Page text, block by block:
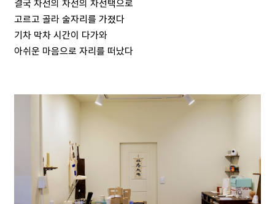
결국 차선의 차선의 차선택으로
고르고 골라 술자리를 가졌다
기차 막차 시간이 다가와
아쉬운 마음으로 자리를 떠났다